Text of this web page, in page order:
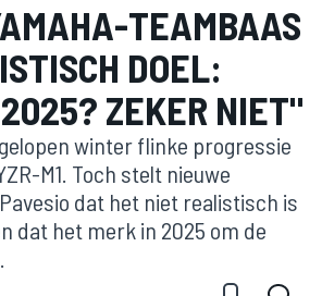
TEAMBAAS
DOEL:
ZEKER NIET"
winter flinke progressie
M1. Toch stelt nieuwe
dat het niet realistisch is
dat het merk in 2025 om de